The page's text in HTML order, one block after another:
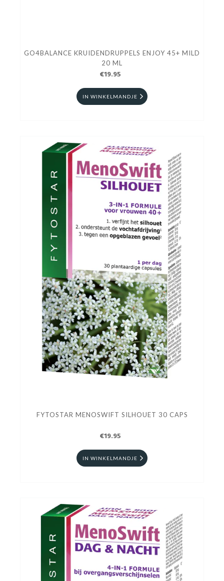
GO4BALANCE KRUIDENDRUPPELS ENJOY 45+ MILD
20 ML
€19.95
IN WINKELMANDJE
FYTOSTAR MENOSWIFT SILHOUET 30 CAPS
€19.95
IN WINKELMANDJE